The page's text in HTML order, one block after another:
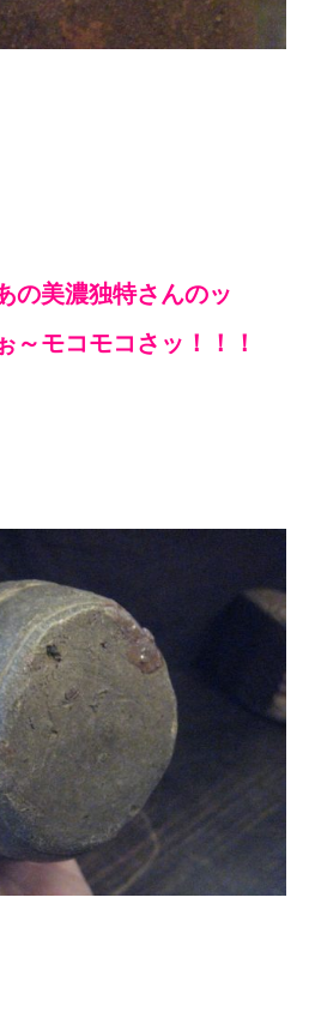
の美濃独特さんのッ
～モコモコさッ！！！